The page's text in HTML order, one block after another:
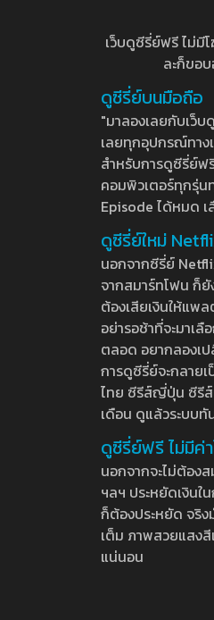
เว็บดูซีรี่ย์ฟรี ไม่มี
ละก็ขอ
ดูซีรี่ย์บนมือถือ
"มาลองเลยกับเว็
เลยทุกอุปกรณ์ทาง
สำหรับการดูซีรี่ย์ฟ
คอมพิวเตอร์ทุกรุ่น
Episode ได้หมด
ดูซีรี่ย์ใหม่
นอกจากซีรี่ย์
จากสมาร์ทโฟน ก็
ต้องเสียเงินให้แพ
อย่ารอช้าที่จะมาเ
ตลอด อยากลองเ
การดูซีรี่ย์จะกลาย
ไทย ซีรีส์ญี่ปุ่น ซีรีส์
เดือน ดูแล้วระบบ
ดูซีรี่ย์ฟรี ไม่มีค่
นอกจากจะไม่ต้อง
ฯลฯ ประหยัดเงินใ
ก็ต้องประหยัด จริ
เต็ม ภาพสวยแสง
แน่นอน